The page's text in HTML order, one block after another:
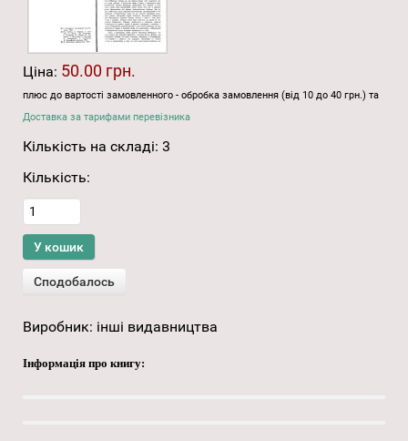
Ціна: 50.00 грн.
плюс до вартості замовленного - обробка замовлення (від 10 до 40 грн.) та
Доставка за тарифами перевізника
Кількість на складі: 3
Кількість:
Виробник: інші видавництва
Інформація про книгу: